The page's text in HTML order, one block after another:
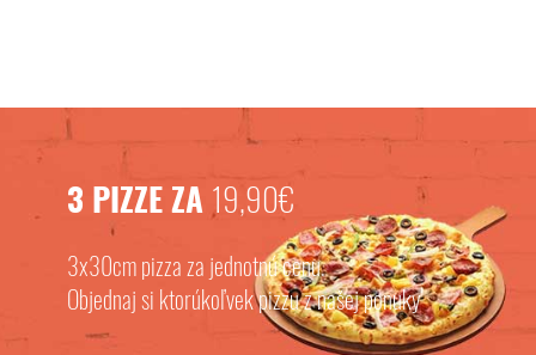
3 PIZZE ZA 19,90€
3x30cm pizza za jednotnú cenu.
Objednaj si ktorúkoľvek pizzu z našej ponuky